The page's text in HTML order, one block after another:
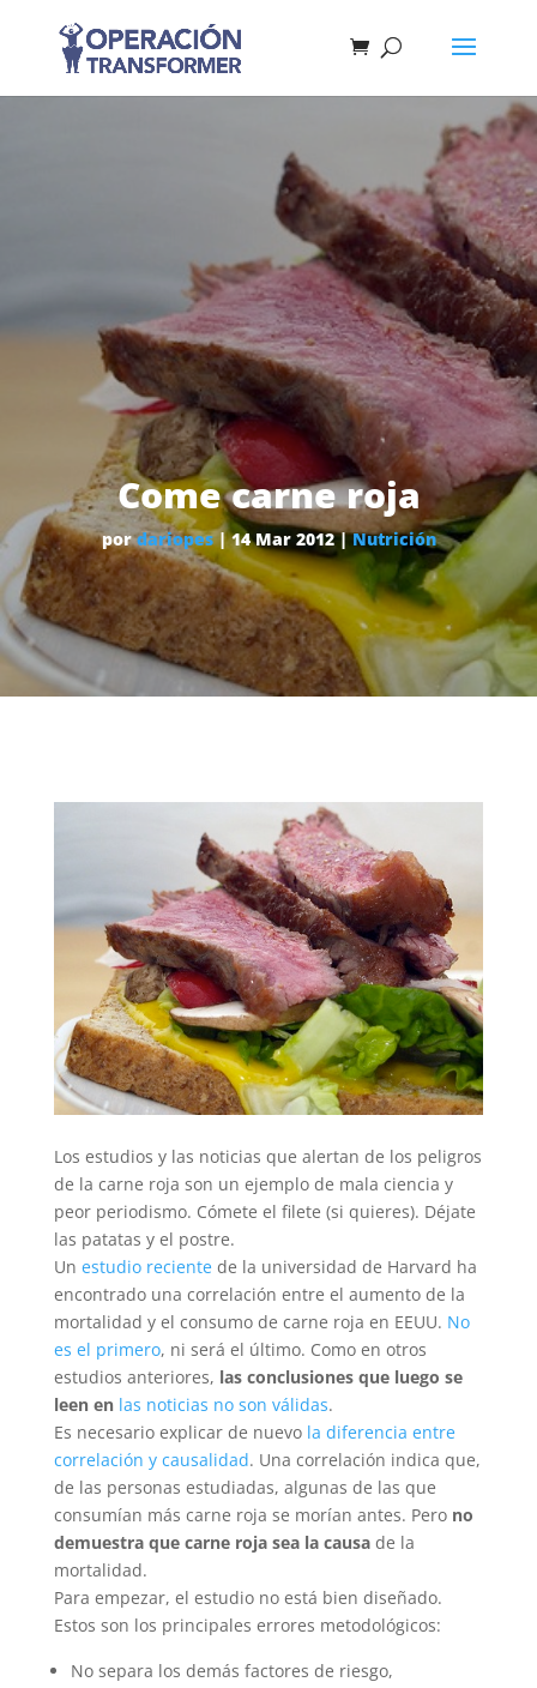
Come carne roja
pordariopes|14 Mar 2012|Nutrición
Los estudios y las noticias que alertan de los peligros
de la carne roja son un ejemplo de mala ciencia y
peor periodismo. Cómete el filete (si quieres). Déjate
las patatas y el postre.
Un estudio recientede la universidad de Harvard ha
encontrado una correlación entre el aumento de la
mortalidad y el consumo de carne roja en EEUU. No
es el primero, ni será el último. Como en otros
estudios anteriores, las conclusiones que luego se
leen en las noticias no son válidas.
Es necesario explicar de nuevo la diferencia entre
correlación y causalidad. Una correlación indica que,
de las personas estudiadas, algunas de las que
consumían más carne roja se morían antes. Pero no
demuestra que carne roja sea la causade la
mortalidad.
Para empezar, el estudio no está bien diseñado.
Estos son los principales errores metodológicos:
No separa los demás factores de riesgo,